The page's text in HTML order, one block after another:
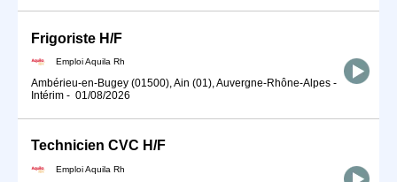
Frigoriste H/F
Emploi Aquila Rh
Ambérieu-en-Bugey (01500), Ain (01), Auvergne-Rhône-Alpes -
Intérim - 01/08/2026
Technicien CVC H/F
Emploi Aquila Rh